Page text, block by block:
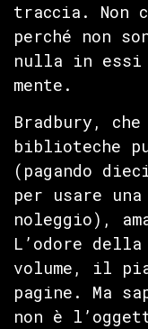
traccia. Non
perché non
nulla in essi
mente.
Bradbury,
biblioteche
(pagando
per usare
noleggio),
L’odore
volume, il
pagine. Ma
non è